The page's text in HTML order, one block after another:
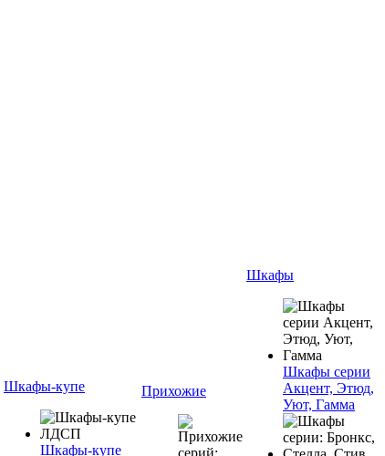
Шкафы-купе
Шкафы-купе
Прихожие
Шкафы
Шкафы серии
Акцент, Этюд,
Уют, Гамма